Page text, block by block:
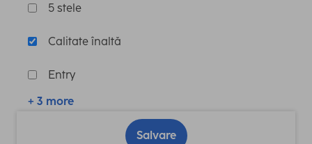
5 stele
Calitate înaltă
Entry
+ 3 more
Salvare